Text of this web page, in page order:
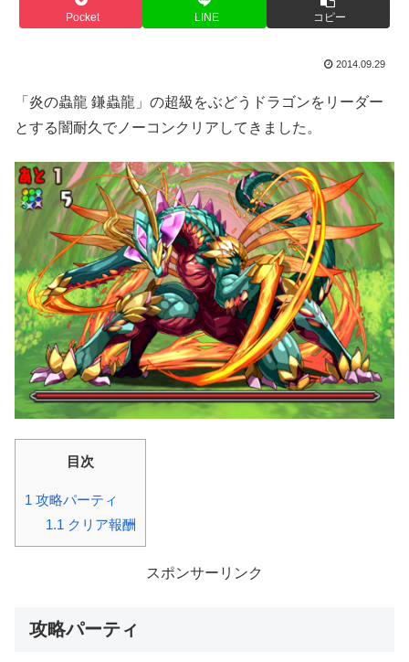
Pocket LINE コピー
2014.09.29
「炎の蟲龍 鎌蟲龍」の超級をぶどうドラゴンをリーダー
とする闇耐久でノーコンクリアしてきました。
目次
1 攻略パーティ
1.1 クリア報酬
スポンサーリンク
攻略パーティ